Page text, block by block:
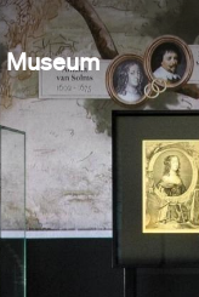
Museum